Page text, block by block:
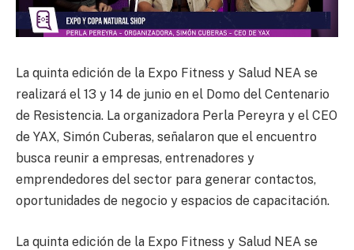
La quinta edición de la Expo Fitness y Salud NEA se
realizará el 13 y 14 de junio en el Domo del Centenario
de Resistencia. La organizadora Perla Pereyra y el CEO
de YAX, Simón Cuberas, señalaron que el encuentro
busca reunir a empresas, entrenadores y
emprendedores del sector para generar contactos,
oportunidades de negocio y espacios de capacitación.
La quinta edición de la Expo Fitness y Salud NEA se